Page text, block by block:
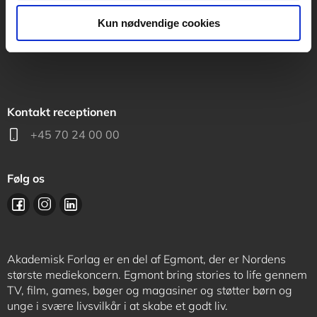
Kun nødvendige cookies
support@akademisk.dk
Kontakt receptionen
+45 70 24 00 00
Følg os
Akademisk Forlag er en del af Egmont, der er Nordens
største mediekoncern. Egmont bring stories to life gennem
TV, film, games, bøger og magasiner og støtter børn og
unge i svære livsvilkår i at skabe et godt liv.